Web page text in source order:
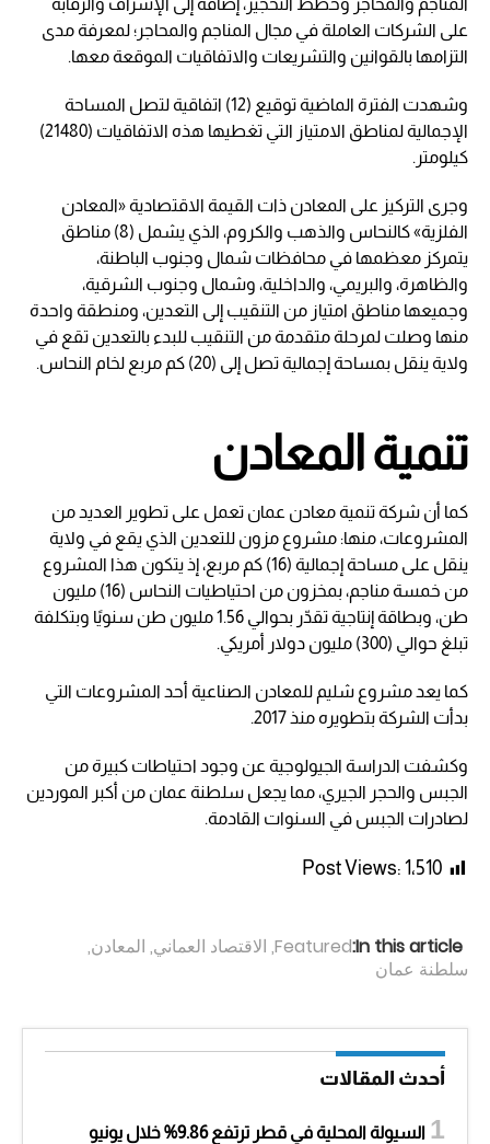
المناجم والمحاجر وخطط التحجير، إضافة إلى الإشراف والرقابة
على الشركات العاملة في مجال المناجم والمحاجر؛ لمعرفة مدى
التزامها بالقوانين والتشريعات والاتفاقيات الموقعة معها.
وشهدت الفترة الماضية توقيع (12) اتفاقية لتصل المساحة
الإجمالية لمناطق الامتياز التي تغطيها هذه الاتفاقيات (21480)
كيلومتر.
وجرى التركيز على المعادن ذات القيمة الاقتصادية «المعادن
الفلزية» كالنحاس والذهب والكروم، الذي يشمل (8) مناطق
يتمركز معظمها في محافظات شمال وجنوب الباطنة،
والظاهرة، والبريمي، والداخلية، وشمال وجنوب الشرقية،
وجميعها مناطق امتياز من التنقيب إلى التعدين، ومنطقة واحدة
منها وصلت لمرحلة متقدمة من التنقيب للبدء بالتعدين تقع في
ولاية ينقل بمساحة إجمالية تصل إلى (20) كم مربع لخام النحاس.
تنمية المعادن
كما أن شركة تنمية معادن عمان تعمل على تطوير العديد من
المشروعات، منها: مشروع مزون للتعدين الذي يقع في ولاية
ينقل على مساحة إجمالية (16) كم مربع، إذ يتكون هذا المشروع
من خمسة مناجم، بمخزون من احتياطيات النحاس (16) مليون
طن، وبطاقة إنتاجية تقدّر بحوالي 1.56 مليون طن سنويًا وبتكلفة
تبلغ حوالي (300) مليون دولار أمريكي.
كما يعد مشروع شليم للمعادن الصناعية أحد المشروعات التي
بدأت الشركة بتطويره منذ 2017.
وكشفت الدراسة الجيولوجية عن وجود احتياطات كبيرة من
الجبس والحجر الجيري، مما يجعل سلطنة عمان من أكبر الموردين
لصادرات الجبس في السنوات القادمة.
Post Views: 1٬510
In this article:
Featured
, الاقتصاد العماني, المعادن,
سلطنة عمان
أحدث المقالات
السيولة المحلية في قطر ترتفع 9.86% خلال يونيو